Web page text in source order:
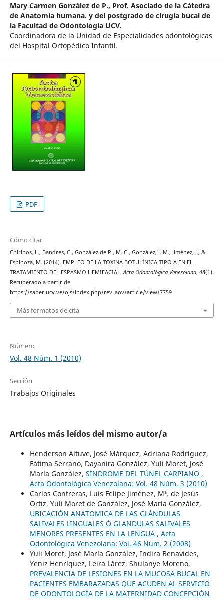
Mary Carmen González de P., Prof. Asociado de la Cátedra
de Anatomía humana. y del postgrado de cirugía bucal de
la Facultad de Odontología UCV.
Coordinadora de la Unidad de Especialidades odontológicas
del Hospital Ortopédico Infantil.
PDF
Cómo citar
Chirinos, L., Bandres, C., González de P., M. C., González, J. M., Jiménez, J., &
Espinoza, M. (2014). EMPLEO DE LA TOXINA BOTULÍNICA TIPO A EN EL
TRATAMIENTO DEL ESPASMO HEMIFACIAL.Acta Odontológica Venezolana, 48(1).
Recuperado a partir de
https://saber.ucv.ve/ojs/index.php/rev_aov/article/view/7759
Más formatos de cita
Número
Vol. 48 Núm. 1 (2010)
Sección
Trabajos Originales
Artículos más leídos del mismo autor/a
Henderson Altuve, José Márquez, Adriana Rodríguez,
Fátima Serrano, Dayanira González, Yuli Moret, José
María González, SÍNDROME DEL TÚNEL CARPIANO ,
Acta Odontológica Venezolana: Vol. 48 Núm. 3 (2010)
Carlos Contreras, Luis Felipe Jiménez, Mª. de Jesús
Ortiz, Yuli Moret de González, José María González,
UBICACIÓN ANATOMICA DE LAS GLÁNDULAS
SALIVALES LINGUALES Ó GLANDULAS SALIVALES
MENORES PRESENTES EN LA LENGUA , Acta
Odontológica Venezolana: Vol. 46 Núm. 2 (2008)
Yuli Moret, José María González, Indira Benavides,
Yeniz Henríquez, Leira Lárez, Shulanye Moreno,
PREVALENCIA DE LESIONES EN LA MUCOSA BUCAL EN
PACIENTES EMBARAZADAS QUE ACUDEN AL SERVICIO
DE ODONTOLOGÍA DE LA MATERNIDAD CONCEPCIÓN